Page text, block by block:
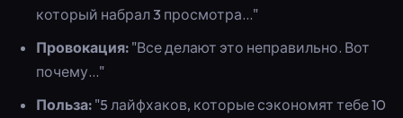
который набрал 3 просмотра..."
Провокация: "Все делают это неправильно. Вот
почему..."
Польза: "5 лайфхаков, которые сэкономят тебе 10